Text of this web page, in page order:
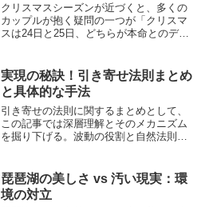
クリスマスシーズンが近づくと、多くの
カップルが抱く疑問の一つが「クリスマ
スは24日と25日、どちらが本命とのデー
ごす最良の日を選ぶための手助けをした
いと思います。この記...
実現の秘訣！引き寄せ法則まとめ
と具体的な手法
引き寄せの法則に関するまとめとして、
この記事では深層理解とそのメカニズム
を掘り下げる。波動の役割と自然法則と
引き寄せの関係、仕事の成功におけるキ
ャリアへの適用方法、潜在...
琵琶湖の美しさ vs 汚い現実：環
境の対立